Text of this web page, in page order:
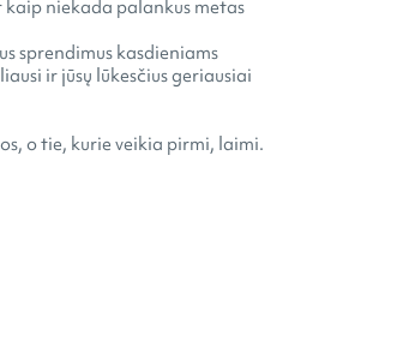
niekada palankus metas
sprendimus kasdieniams
ir jūsų lūkesčius geriausiai
o tie, kurie veikia pirmi, laimi.